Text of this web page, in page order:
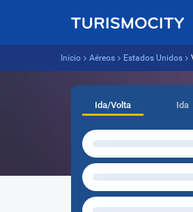
Inicio Aéreos Estados Unidos
Ida/Volta Ida